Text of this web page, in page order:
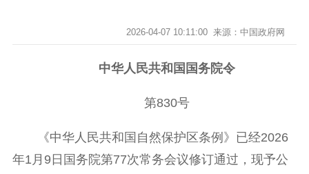
2026-04-07 10:11:00 来源：中国政府网
中华人民共和国国务院令
第830号
《中华人民共和国自然保护区条例》已经2026
年1月9日国务院第77次常务会议修订通过，现予公